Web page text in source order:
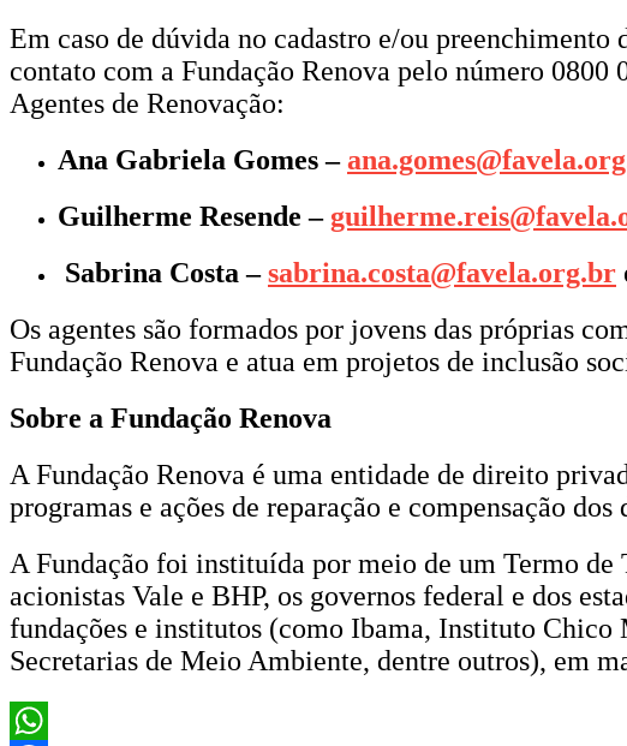
Em caso de dúvida no cadastro e/ou
contato com a Fundação Renova pelo número
Agentes de Renovação:
Ana Gabriela Gomes –
Guilherme Resende –
Sabrina Costa –sabrina.costa@favela.org.br
Os agentes são formados por jovens das próprias
Fundação Renova e atua em projetos de inclusão
Sobre a Fundação Renova
A Fundação Renova é uma entidade de direito
programas e ações de reparação e compensação
A Fundação foi instituída por meio de um Termo de
acionistas Vale e BHP, os governos federal e dos
fundações e institutos (como Ibama, Instituto Chico
Secretarias de Meio Ambiente, dentre outros), em